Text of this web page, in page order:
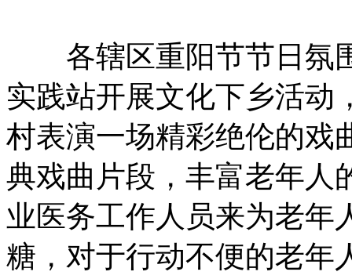
各辖区重阳节节日氛
实践站开展文化下乡活动
村表演一场精彩绝伦的戏
典戏曲片段，丰富老年人
业医务工作人员来为老年
糖，对于行动不便的老年